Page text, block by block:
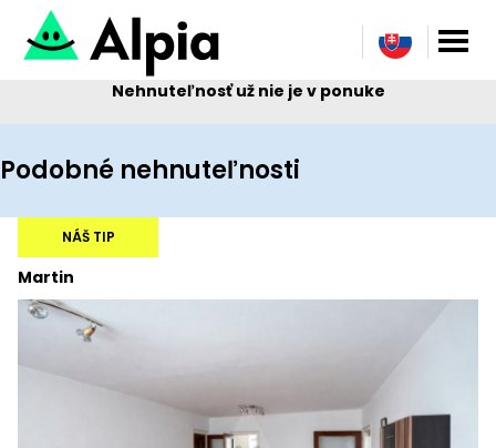
Nehnuteľnosť už nie je v ponuke
Podobné nehnuteľnosti
Martin
NÁŠ TIP